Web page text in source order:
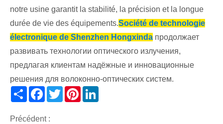
notre usine garantit la stabilité, la précision et la longue
durée de vie des équipements.Société de technologie
électronique de Shenzhen Hongxinda продолжает
развивать технологии оптического излучения,
предлагая клиентам надёжные и инновационные
решения для волоконно-оптических систем.
Share Facebook
TwitterPinterest
Précédent :